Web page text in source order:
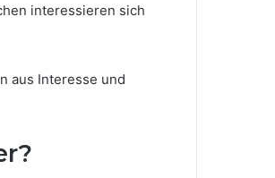
interessieren sich
aus Interesse und